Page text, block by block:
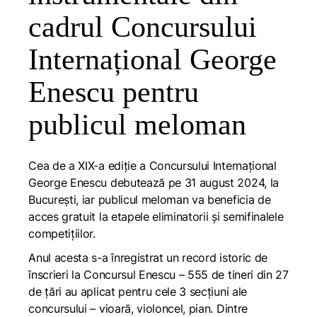
cadrul Concursului
Internațional George
Enescu pentru
publicul meloman
Cea de a XIX-a ediție a Concursului Internațional
George Enescu debutează pe 31 august 2024, la
București, iar publicul meloman va beneficia de
acces gratuit la etapele eliminatorii și semifinalele
competițiilor.
Anul acesta s-a înregistrat un record istoric de
înscrieri la Concursul Enescu – 555 de tineri din 27
de țări au aplicat pentru cele 3 secțiuni ale
concursului – vioară, violoncel, pian. Dintre